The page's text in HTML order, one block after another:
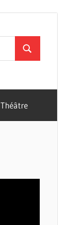
Search
Théâtre